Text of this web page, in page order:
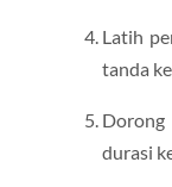
Latih
tanda
durasi